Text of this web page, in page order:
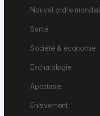
Nouvel ordre mondial
Santé
Société & économie
Eschatologie
Apostasie
Enlèvement